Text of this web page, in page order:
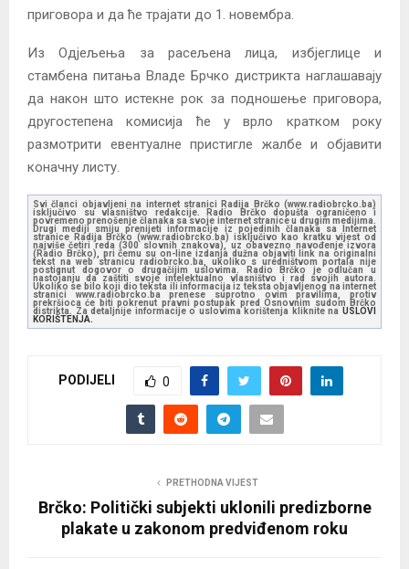
приговора и да ће трајати до 1. новембра.
Из Одјељења за расељена лица, избјеглице и
стамбена питања Владе Брчко дистрикта наглашавају
да након што истекне рок за подношење приговора,
другостепена комисија ће у врло кратком року
размотрити евентуалне пристигле жалбе и објавити
коначну листу.
Svi članci objavljeni na internet stranici Radija Brčko (www.radiobrcko.ba)
isključivo su vlasništvo redakcije. Radio Brčko dopušta ograničeno i
povremeno prenošenje članaka sa svoje internet stranice u drugim medijima.
Drugi mediji smiju prenijeti informacije iz pojedinih članaka sa Internet
stranice Radija Brčko (www.radiobrcko.ba) isključivo kao kratku vijest od
najviše četiri reda (300 slovnih znakova), uz obavezno navođenje izvora
(Radio Brčko), pri čemu su on-line izdanja dužna objaviti link na originalni
tekst na web stranicu radiobrcko.ba, ukoliko s uredništvom portala nije
postignut dogovor o drugačijim uslovima. Radio Brčko je odlučan u
nastojanju da zaštiti svoje intelektualno vlasništvo i rad svojih autora.
Ukoliko se bilo koji dio teksta ili informacija iz teksta objavljenog na internet
stranici www.radiobrcko.ba prenese suprotno ovim pravilima, protiv
prekršioca će biti pokrenut pravni postupak pred Osnovnim sudom Brčko
distrikta. Za detaljnije informacije o uslovima korištenja kliknite na USLOVI
KORIŠTENJA.
PODIJELI 0
PRETHODNA VIJEST
Brčko: Politički subjekti uklonili predizborne
plakate u zakonom predviđenom roku